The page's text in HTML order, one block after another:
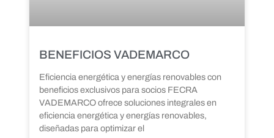
BENEFICIOS VADEMARCO
Eficiencia energética y energías renovables con
beneficios exclusivos para socios FECRA
VADEMARCO ofrece soluciones integrales en
eficiencia energética y energías renovables,
diseñadas para optimizar el